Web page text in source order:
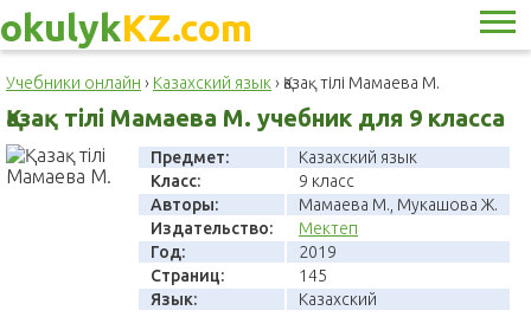
okulykKZ.com
Учебники онлайн › Казахский язык › Қазақ тілі Мамаева М.
Қазақ тілі Мамаева М. учебник для 9 класса
Предмет:
Казахский язык
Класс:
9 класс
Авторы:
Мамаева М., Мукашова Ж.
Издательство:
Мектеп
Год:
2019
Страниц:
145
Язык:
Казахский